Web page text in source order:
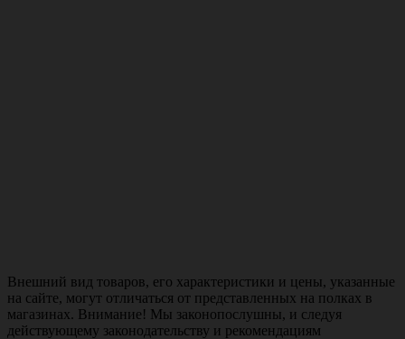
Внешний вид товаров, его характеристики и цены, указанные
на сайте, могут отличаться от представленных на полках в
магазинах. Внимание! Мы законопослушны, и следуя
действующему законодательству и рекомендациям